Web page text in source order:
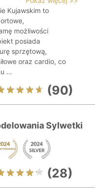
Kujawskim to
możliwości
posiada
sprzętową,
oraz cardio, co
...
(90)
Sylwetki
(28)